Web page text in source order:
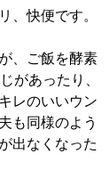
、快便です。
、ご飯を酵素
があったり、
レのいいウン
も同様のよう
出なくなった